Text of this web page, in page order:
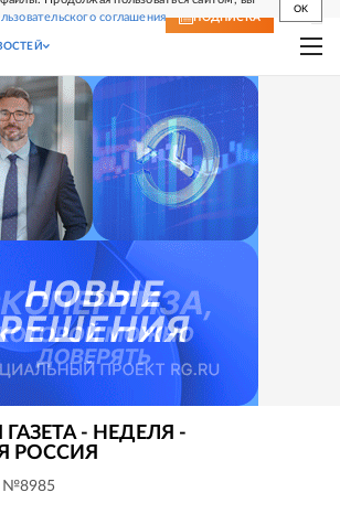
соглашения
OK
ПОДПИСКА
- НЕДЕЛЯ -
РОССИЯ
№8985